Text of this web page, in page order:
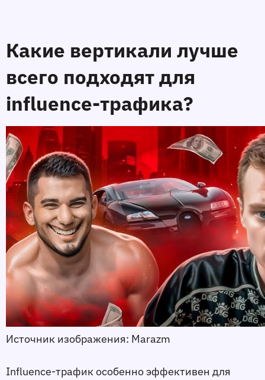
Какие вертикали лучше
всего подходят для
influence-трафика?
Источник изображения: Marazm
Influence-трафик особенно эффективен для